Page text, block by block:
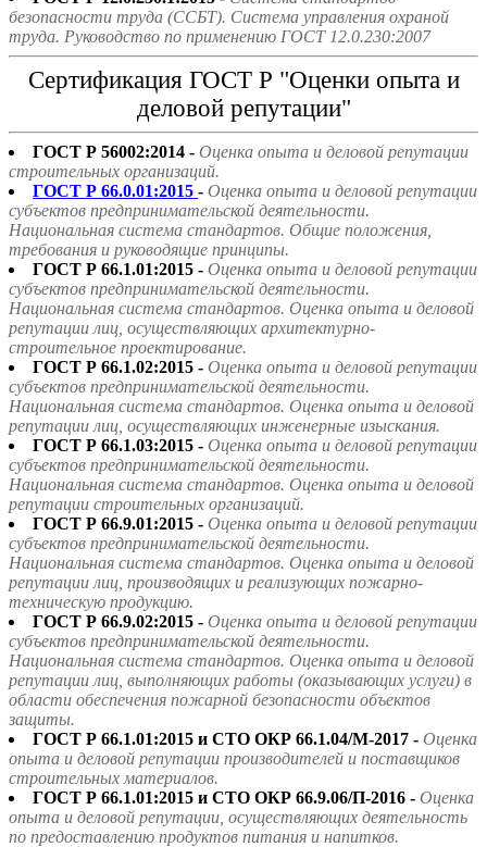
безопасности труда (ССБТ). Система управления охраной
труда. Руководство по применению ГОСТ 12.0.230:2007
Сертификация ГОСТ Р "Оценки опыта и
деловой репутации"
ГОСТ Р 56002:2014 - Оценка опыта и деловой репутации
строительных организаций.
ГОСТ Р 66.0.01:2015 - Оценка опыта и деловой репутации
субъектов предпринимательской деятельности.
Национальная система стандартов. Общие положения,
требования и руководящие принципы.
ГОСТ Р 66.1.01:2015 - Оценка опыта и деловой репутации
субъектов предпринимательской деятельности.
Национальная система стандартов. Оценка опыта и деловой
репутации лиц, осуществляющих архитектурно-
строительное проектирование.
ГОСТ Р 66.1.02:2015 - Оценка опыта и деловой репутации
субъектов предпринимательской деятельности.
Национальная система стандартов. Оценка опыта и деловой
репутации лиц, осуществляющих инженерные изыскания.
ГОСТ Р 66.1.03:2015 - Оценка опыта и деловой репутации
субъектов предпринимательской деятельности.
Национальная система стандартов. Оценка опыта и деловой
репутации строительных организаций.
ГОСТ Р 66.9.01:2015 - Оценка опыта и деловой репутации
субъектов предпринимательской деятельности.
Национальная система стандартов. Оценка опыта и деловой
репутации лиц, производящих и реализующих пожарно-
техническую продукцию.
ГОСТ Р 66.9.02:2015 - Оценка опыта и деловой репутации
субъектов предпринимательской деятельности.
Национальная система стандартов. Оценка опыта и деловой
репутации лиц, выполняющих работы (оказывающих услуги) в
области обеспечения пожарной безопасности объектов
защиты.
ГОСТ Р 66.1.01:2015 и СТО ОКР 66.1.04/М-2017 - Оценка
опыта и деловой репутации производителей и поставщиков
строительных материалов.
ГОСТ Р 66.1.01:2015 и СТО ОКР 66.9.06/П-2016 - Оценка
опыта и деловой репутации, осуществляющих деятельность
по предоставлению продуктов питания и напитков.